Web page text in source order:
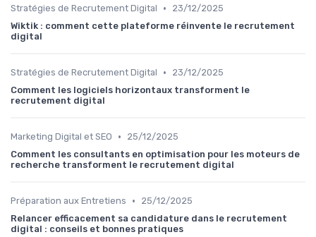
Stratégies de Recrutement Digital •
23/12/2025
Wiktik : comment cette plateforme réinvente le recrutement
digital
Stratégies de Recrutement Digital •
23/12/2025
Comment les logiciels horizontaux transforment le
recrutement digital
Marketing Digital et SEO •
25/12/2025
Comment les consultants en optimisation pour les moteurs de
recherche transforment le recrutement digital
Préparation aux Entretiens •
25/12/2025
Relancer efficacement sa candidature dans le recrutement
digital : conseils et bonnes pratiques